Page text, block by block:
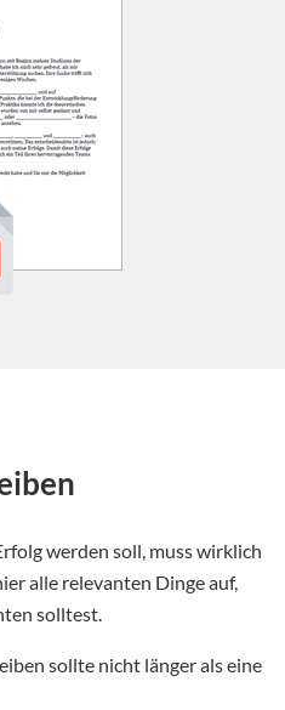
werden soll, muss wirklich
alle relevanten Dinge auf,
solltest.
sollte nicht länger als eine